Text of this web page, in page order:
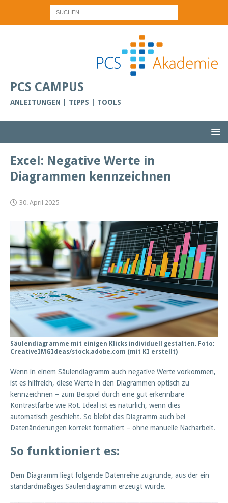
PCS CAMPUS
ANLEITUNGEN | TIPPS | TOOLS
Excel: Negative Werte in
Diagrammen kennzeichnen
30. April 2025
Säulendiagramme mit einigen Klicks individuell gestalten. Foto:
CreativeIMGIdeas/stock.adobe.com (mit KI erstellt)
Wenn in einem Säulendiagramm auch negative Werte vorkommen,
ist es hilfreich, diese Werte in den Diagrammen optisch zu
kennzeichnen – zum Beispiel durch eine gut erkennbare
Kontrastfarbe wie Rot. Ideal ist es natürlich, wenn dies
automatisch geschieht. So bleibt das Diagramm auch bei
Datenänderungen korrekt formatiert – ohne manuelle Nacharbeit.
So funktioniert es:
Dem Diagramm liegt folgende Datenreihe zugrunde, aus der ein
standardmäßiges Säulendiagramm erzeugt wurde.